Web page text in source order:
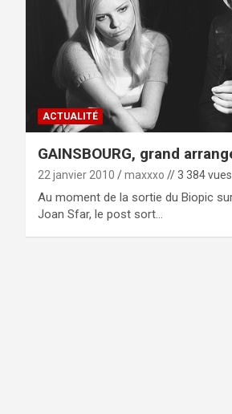
ACTUALITÉ
GAINSBOURG, grand
22 janvier 2010 maxxxo // 3 384 vues
Au moment de la sortie du Biopic
Joan Sfar, le post sort…